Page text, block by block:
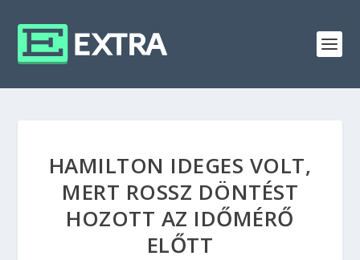
HAMILTON IDEGES VOLT,
MERT ROSSZ DÖNTÉST
HOZOTT AZ IDŐMÉRŐ
ELŐTT